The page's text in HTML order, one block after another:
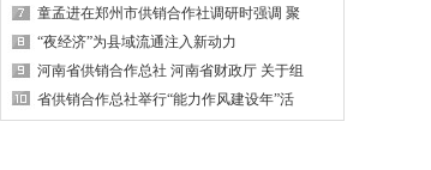
童孟进在郑州市供销合作社调研时强调 聚
“夜经济”为县域流通注入新动力
河南省供销合作总社 河南省财政厅 关于组
省供销合作总社举行“能力作风建设年”活